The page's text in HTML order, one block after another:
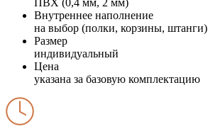
Внутреннее наполнение
на выбор (полки, корзины, штанги)
Размер
индивидуальный
Цена
указана за базовую комплектацию